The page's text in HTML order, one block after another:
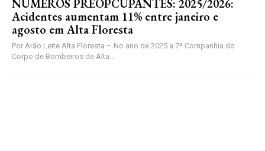
NUMEROS PREOPCUPANTES: 2025/2026:
Acidentes aumentam 11% entre janeiro e
agosto em Alta Floresta
Por Arão Leite Alta Floresta – No ano de 2025 a 7ª Companhia do
Corpo de Bombeiros de Alta...